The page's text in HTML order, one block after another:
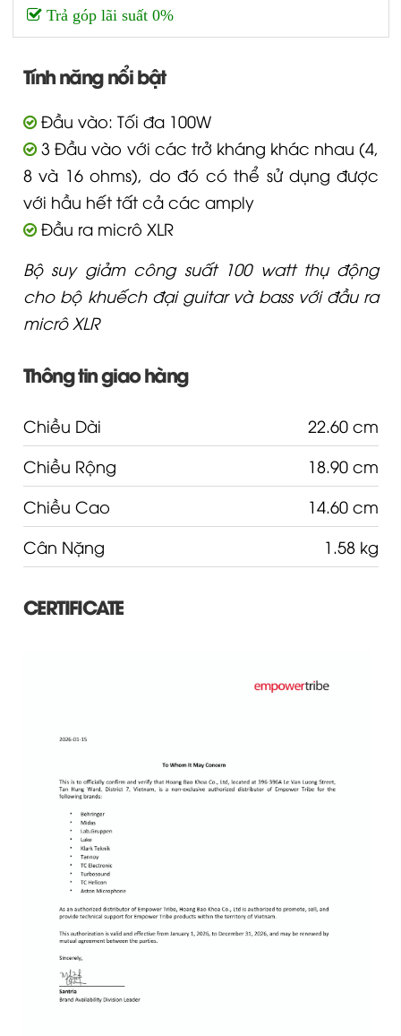
Trả góp lãi suất 0%
Tính năng nổi bật
Đầu vào: Tối đa 100W
3 Đầu vào với các trở kháng khác nhau (4,
8 và 16 ohms), do đó có thể sử dụng được
với hầu hết tất cả các amply
Đầu ra micrô XLR
Bộ suy giảm công suất 100 watt thụ động
cho bộ khuếch đại guitar và bass với đầu ra
micrô XLR
Thông tin giao hàng
Chiều Dài
22.60 cm
Chiều Rộng
18.90 cm
Chiều Cao
14.60 cm
Cân Nặng
1.58 kg
CERTIFICATE